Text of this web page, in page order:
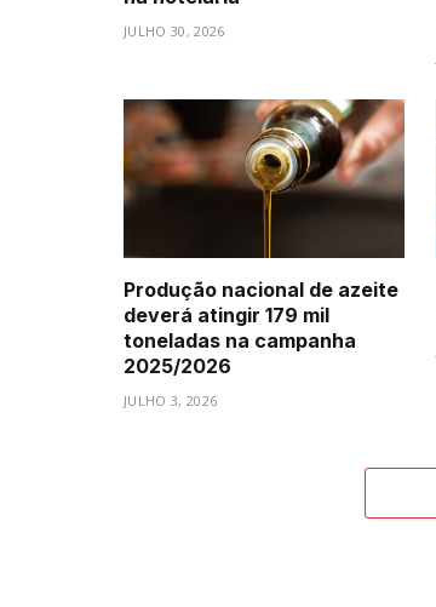
JULHO 30, 2026
Produção nacional de azeite
deverá atingir 179 mil
toneladas na campanha
2025/2026
JULHO 3, 2026